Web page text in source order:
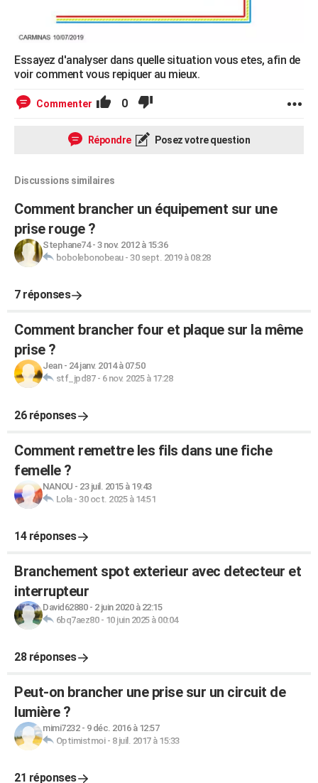
Essayez d'analyser dans quelle situation vous etes, afin de
voir comment vous repiquer au mieux.
Commenter 0
Répondre Posez votre question
Discussions similaires
Comment brancher un équipement sur une
prise rouge ?
Stephane74- 3 nov. 2012 à 15:36
bobolebonobeau- 30 sept. 2019 à 08:28
7 réponses
Comment brancher four et plaque sur la même
prise ?
Jean- 24 janv. 2014 à 07:50
stf_jpd87- 6 nov. 2025 à 17:28
26 réponses
Comment remettre les fils dans une fiche
femelle ?
NANOU - 23 juil. 2015 à 19:43
Lola- 30 oct. 2025 à 14:51
14 réponses
Branchement spot exterieur avec detecteur et
interrupteur
David62880- 2 juin 2020 à 22:15
6bq7aez80- 10 juin 2025 à 00:04
28 réponses
Peut-on brancher une prise sur un circuit de
lumière ?
mimi7232- 9 déc. 2016 à 12:57
Optimistmoi- 8 juil. 2017 à 15:33
21 réponses